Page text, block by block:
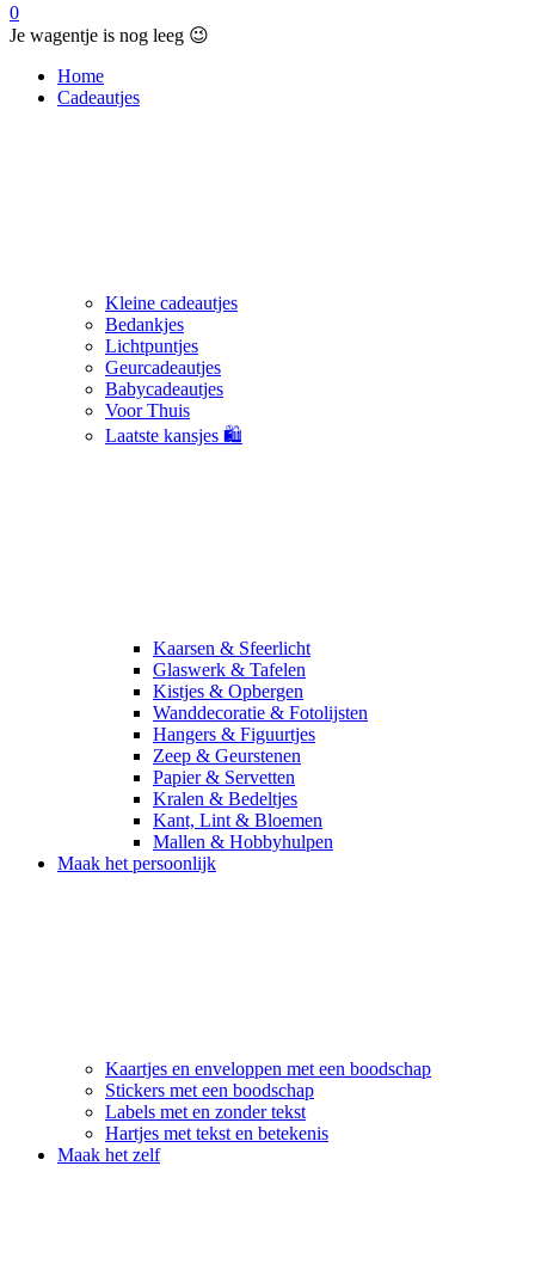
0
Je wagentje is nog leeg 😉
Home
Cadeautjes
Kleine cadeautjes
Bedankjes
Lichtpuntjes
Geurcadeautjes
Babycadeautjes
Voor Thuis
Laatste kansjes 🛍️
Kaarsen & Sfeerlicht
Glaswerk & Tafelen
Kistjes & Opbergen
Wanddecoratie & Fotolijsten
Hangers & Figuurtjes
Zeep & Geurstenen
Papier & Servetten
Kralen & Bedeltjes
Kant, Lint & Bloemen
Mallen & Hobbyhulpen
Maak het persoonlijk
Kaartjes en enveloppen met een boodschap
Stickers met een boodschap
Labels met en zonder tekst
Hartjes met tekst en betekenis
Maak het zelf